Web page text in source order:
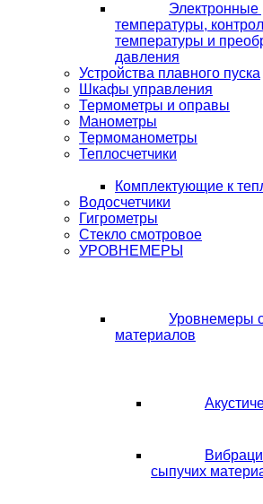
Электронные
температуры,
температуры и
давления
Устройства плавного пуска
Шкафы управления
Термометры и оправы
Манометры
Термоманометры
Теплосчетчики
Комплектующие к
Водосчетчики
Гигрометры
Стекло смотровое
УРОВНЕМЕРЫ
Уровнемеры
материалов
сыпучих